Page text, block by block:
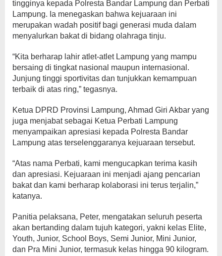
tingginya kepada Polresta Bandar Lampung dan Perbati
Lampung. Ia menegaskan bahwa kejuaraan ini
merupakan wadah positif bagi generasi muda dalam
menyalurkan bakat di bidang olahraga tinju.
“Kita berharap lahir atlet-atlet Lampung yang mampu
bersaing di tingkat nasional maupun internasional.
Junjung tinggi sportivitas dan tunjukkan kemampuan
terbaik di atas ring,” tegasnya.
Ketua DPRD Provinsi Lampung, Ahmad Giri Akbar yang
juga menjabat sebagai Ketua Perbati Lampung
menyampaikan apresiasi kepada Polresta Bandar
Lampung atas terselenggaranya kejuaraan tersebut.
“Atas nama Perbati, kami mengucapkan terima kasih
dan apresiasi. Kejuaraan ini menjadi ajang pencarian
bakat dan kami berharap kolaborasi ini terus terjalin,”
katanya.
Panitia pelaksana, Peter, mengatakan seluruh peserta
akan bertanding dalam tujuh kategori, yakni kelas Elite,
Youth, Junior, School Boys, Semi Junior, Mini Junior,
dan Pra Mini Junior, termasuk kelas hingga 90 kilogram.